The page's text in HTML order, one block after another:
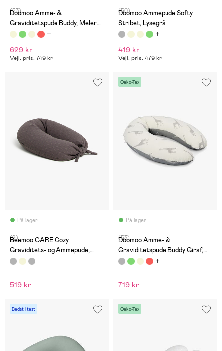
(53)
Doomoo Amme- &
Graviditetspude Buddy, Melerad
Sand
629 kr
Vejl. pris: 749 kr
(50)
Doomoo Ammepude Softy
Stribet, Lysegrå
419 kr
Vejl. pris: 479 kr
På lager
(9)
Beemoo CARE Cozy
Graviditets- og Ammepude,
Dark Grey
519 kr
Oeko-Tex
På lager
(53)
Doomoo Amme- &
Graviditetspude Buddy Giraf,
Grå
719 kr
Bedst i test Oeko-Tex